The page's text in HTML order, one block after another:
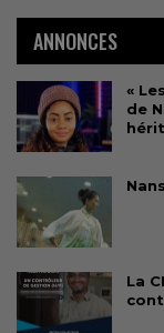
ANNONCES
«
de
La